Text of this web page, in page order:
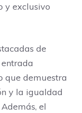
y exclusivo
de
que demuestra
y la igualdad
el